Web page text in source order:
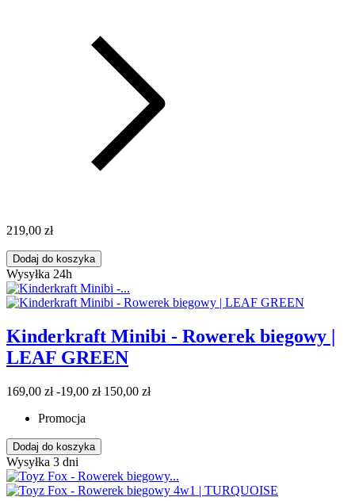
219,00 zł
Dodaj do koszyka
Wysyłka 24h
Kinderkraft Minibi - Rowerek biegowy |
LEAF GREEN
169,00 zł -19,00 zł 150,00 zł
Promocja
Dodaj do koszyka
Wysyłka 3 dni